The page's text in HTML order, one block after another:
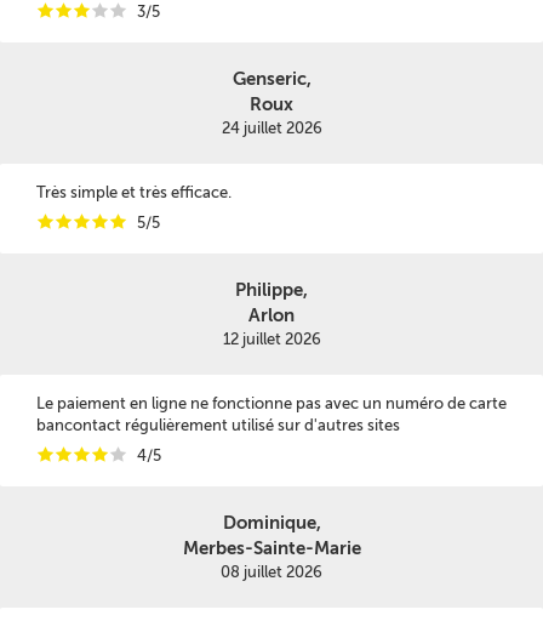
iiiii 3/5
Genseric,
Roux
24 juillet 2026
Très simple et très efficace.
iiiii 5/5
Philippe,
Arlon
12 juillet 2026
Le paiement en ligne ne fonctionne pas avec un numéro de carte
bancontact régulièrement utilisé sur d'autres sites
iiiii 4/5
Dominique,
Merbes-Sainte-Marie
08 juillet 2026